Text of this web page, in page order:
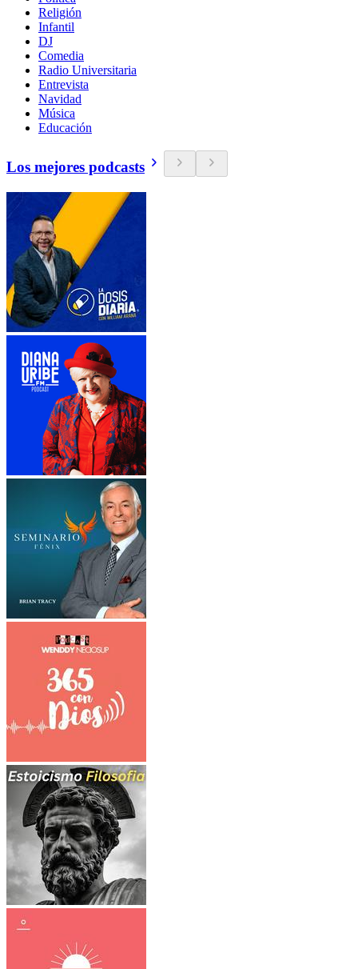
Religión
Infantil
DJ
Comedia
Radio Universitaria
Entrevista
Navidad
Música
Educación
Los mejores podcasts